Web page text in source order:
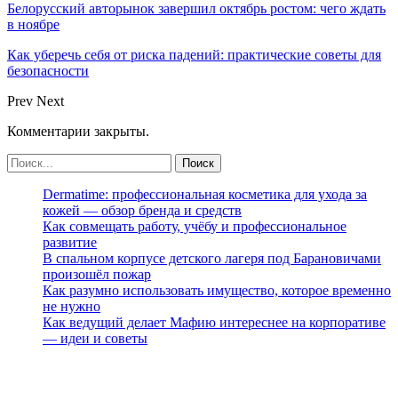
Белорусский авторынок завершил октябрь ростом: чего ждать
в ноябре
Как уберечь себя от риска падений: практические советы для
безопасности
Prev Next
Комментарии закрыты.
Dermatime: профессиональная косметика для ухода за
кожей — обзор бренда и средств
Как совмещать работу, учёбу и профессиональное
развитие
В спальном корпусе детского лагеря под Барановичами
произошёл пожар
Как разумно использовать имущество, которое временно
не нужно
Как ведущий делает Мафию интереснее на корпоративе
— идеи и советы